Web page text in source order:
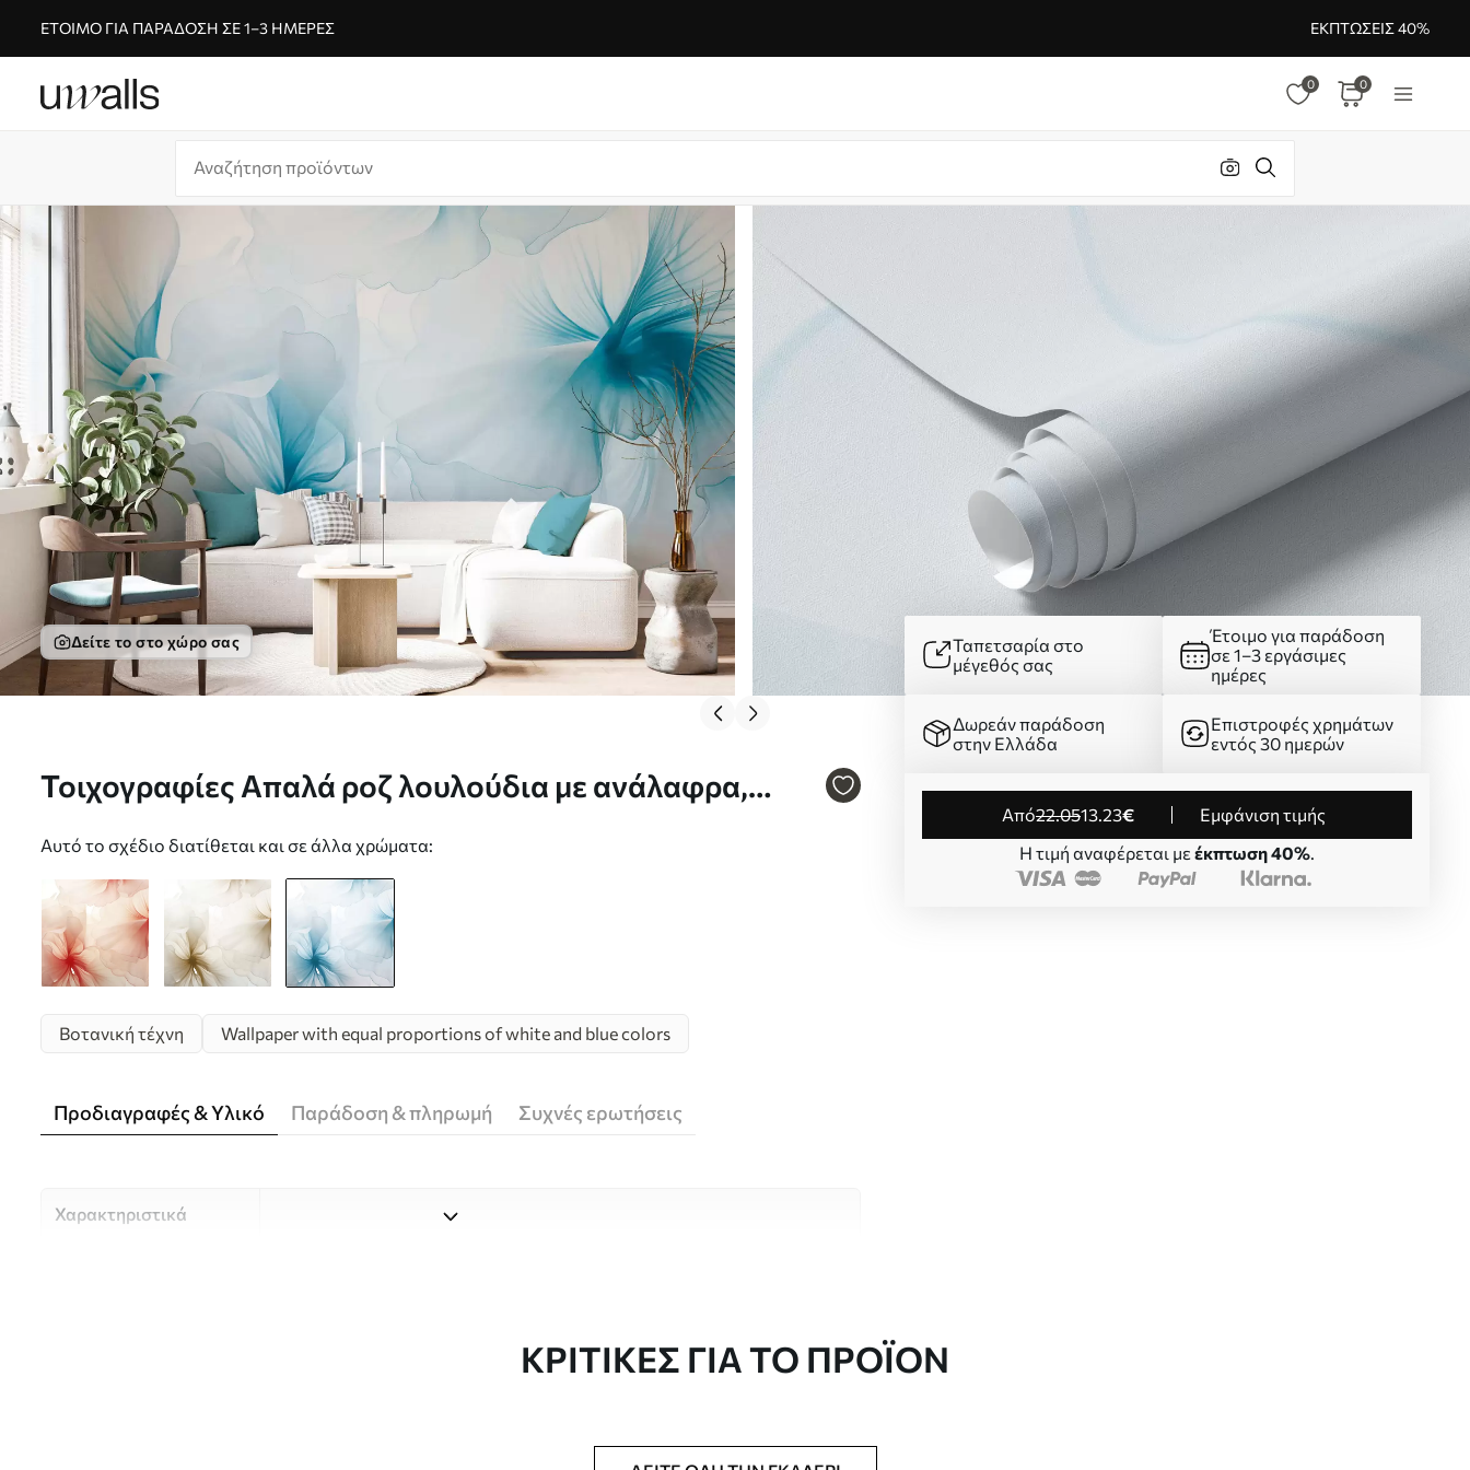
ΈΤΟΙΜΟ ΓΙΑ ΠΑΡΆΔΟΣΗ ΣΕ 1–3 ΗΜΈΡΕΣ ΕΚΠΤΏΣΕΙΣ 40%
0 0
Δείτε το στο χώρο σας
Τοιχογραφίες Απαλά ροζ λουλούδια με ανάλαφρα,
ανθοσύνθεση Nr. w05360v2
Αυτό το σχέδιο διατίθεται και σε άλλα χρώματα:
Ταπετσαρία στο
μέγεθός σας
Έτοιμο για παράδοση
σε 1–3 εργάσιμες
ημέρες
Δωρεάν παράδοση
στην Ελλάδα
Επιστροφές χρημάτων
εντός 30 ημερών
από22.0513.23€
Εμφάνιση τιμής
Η τιμή αναφέρεται με έκπτωση 40%.
Βοτανική τέχνη Wallpaper with equal proportions of white and blue colors
Προδιαγραφές & Υλικό Παράδοση & πληρωμή Συχνές ερωτήσεις
Χαρακτηριστικά
ΚΡΙΤΙΚΈΣ ΓΙΑ ΤΟ ΠΡΟΪΌΝ